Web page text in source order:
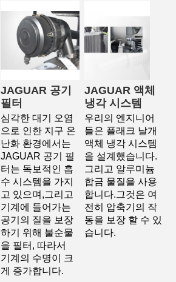
JAGUAR 공기
필터
심각한 대기 오염
으로 인한 지구 온
난화 환경에서는
JAGUAR 공기 필
터는 독보적인 흡
수 시스템을 가지
고 있으며,그리고
기계에 들어가는
공기의 질을 보장
하기 위해 불순물
을 필터, 따라서
기계의 수명이 크
게 증가합니다.
JAGUAR 액체
냉각 시스템
우리의 엔지니어
들은 플래크 날개
액체 냉각 시스템
을 설계했습니다.
그리고 알루미늄
합금 물질을 사용
합니다.그것은 여
전히 압축기의 작
동을 보장 할 수 있
습니다.